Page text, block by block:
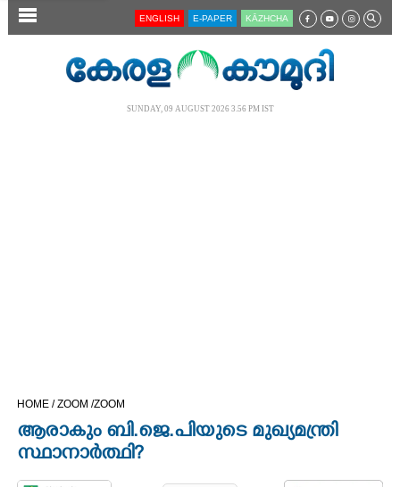
SECTIONS ENGLISH E-PAPER KĀZHCHA
SUNDAY, 09 AUGUST 2026 3.56 PM IST
HOME /ZOOM /ZOOM
ആരാകും ബി.ജെ.പിയുടെ മുഖ്യമന്ത്രി
സ്ഥാനാർത്ഥി?